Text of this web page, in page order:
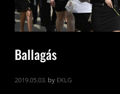
Ballagás
2019.05.03. by EKLG